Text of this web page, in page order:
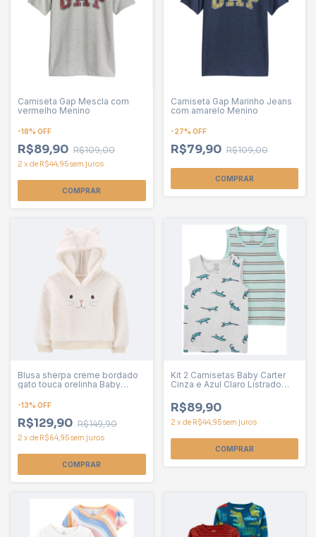
Camiseta Gap Mescla com
vermelho Menino
-18% OFF
R$89,90 R$109,00
2 x de R$44,95sem juros
COMPRAR
Camiseta Gap Marinho Jeans
com amarelo Menino
-27% OFF
R$79,90 R$109,00
COMPRAR
Blusa sherpa creme bordado
gato touca orelinha Baby
-13% OFF
R$129,90 R$149,90
2 x de R$64,95sem juros
COMPRAR
Kit 2 Camisetas Baby Carter
Cinza e Azul Claro Listrado
R$89,90
2 x de R$44,95sem juros
COMPRAR